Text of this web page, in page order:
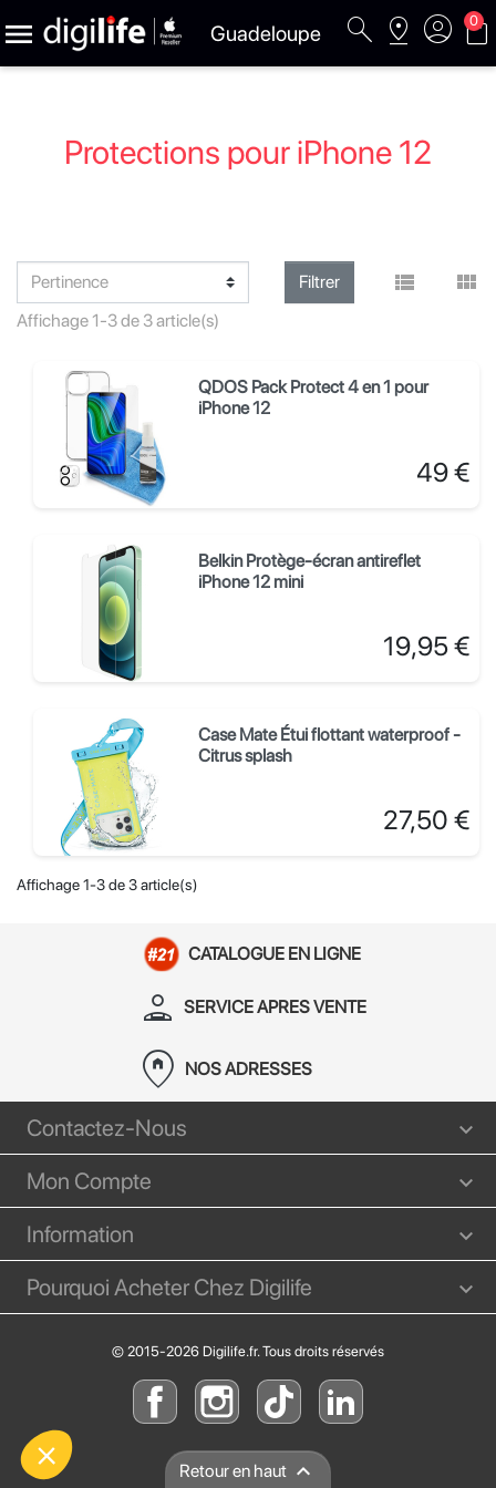
 Guadeloupe search pin_drop account_circle shopping_bag
0
Protections pour iPhone 12
Filtrer  
Affichage 1-3 de 3 article(s)
QDOS Pack Protect 4 en 1 pour
iPhone 12
Prix
49 €
Belkin Protège-écran antireflet
iPhone 12 mini
Prix
19,95 €
Case Mate Étui flottant waterproof -
Citrus splash
Prix
27,50 €
Affichage 1-3 de 3 article(s)
CATALOGUE EN LIGNE
person_apron SERVICE APRES VENTE
home_pin NOS ADRESSES
Contactez-Nous
Mon Compte
Information
Pourquoi Acheter Chez Digilife
© 2015-2026 Digilife.fr. Tous droits réservés
Retour en haut 